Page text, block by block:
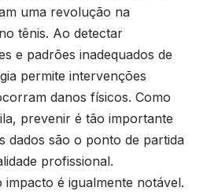
uma revolução na
tênis. Ao detectar
e padrões inadequados de
permite intervenções
danos físicos. Como
prevenir é tão importante
dados são o ponto de partida
profissional.
é igualmente notável.